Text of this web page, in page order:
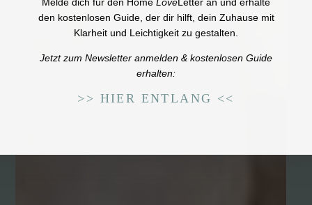
den kostenlosen Guide, der dir hilft, dein Zuhause mit
Klarheit und Leichtigkeit zu gestalten.
Jetzt zum Newsletter anmelden & kostenlosen Guide
erhalten:
>> HIER ENTLANG <<